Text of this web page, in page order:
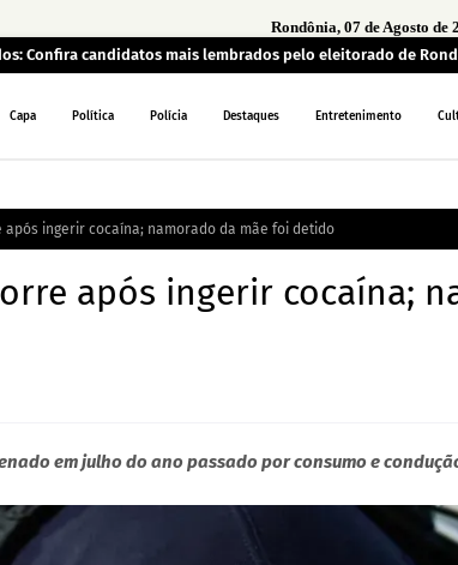
Rondônia, 07 de Agosto de
Confira candidatos mais lembrados pelo eleitorado de
Capa Política Polícia Destaques Entretenimento
após ingerir cocaína; namorado da mãe foi detido
após ingerir cocaína;
em julho do ano passado por consumo e